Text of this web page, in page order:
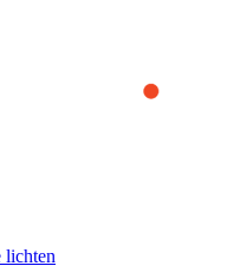
you the best experience
website, you accept
the website is used and
more or to find out how
our
lichten